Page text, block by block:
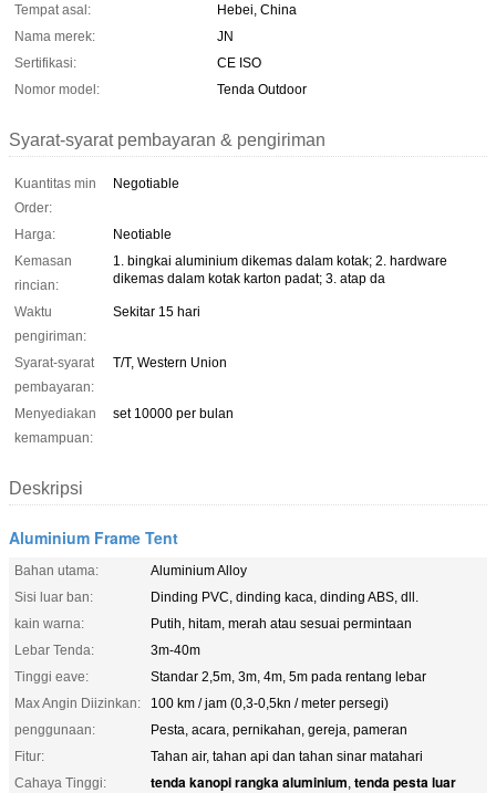
Tempat asal:
Hebei, China
Nama merek:
JN
Sertifikasi:
CE ISO
Nomor model:
Tenda Outdoor
Syarat-syarat pembayaran & pengiriman
Kuantitas min
Order:
Negotiable
Harga:
Neotiable
Kemasan
rincian:
1. bingkai aluminium dikemas dalam kotak; 2. hardware
dikemas dalam kotak karton padat; 3. atap da
Waktu
pengiriman:
Sekitar 15 hari
Syarat-syarat
pembayaran:
T/T, Western Union
Menyediakan
kemampuan:
set 10000 per bulan
Deskripsi
Aluminium Frame Tent
Bahan utama:
Aluminium Alloy
Sisi luar ban:
Dinding PVC, dinding kaca, dinding ABS, dll.
kain warna:
Putih, hitam, merah atau sesuai permintaan
Lebar Tenda:
3m-40m
Tinggi eave:
Standar 2,5m, 3m, 4m, 5m pada rentang lebar
Max Angin Diizinkan:
100 km / jam (0,3-0,5kn / meter persegi)
penggunaan:
Pesta, acara, pernikahan, gereja, pameran
Fitur:
Tahan air, tahan api dan tahan sinar matahari
Cahaya Tinggi:
tenda kanopi rangka aluminium, tenda pesta luar